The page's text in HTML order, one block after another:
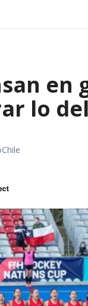
en
lo